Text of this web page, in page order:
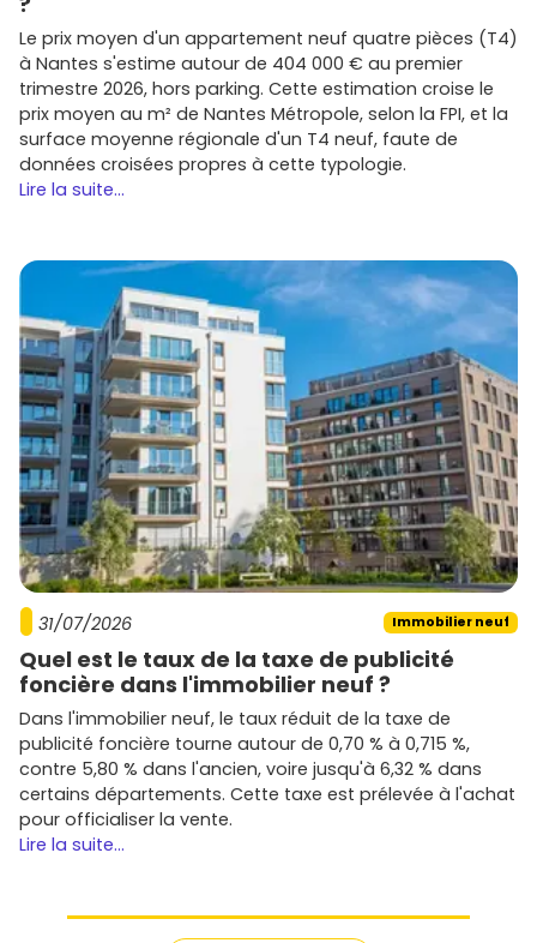
Le prix moyen d'un appartement neuf quatre pièces (T4)
à Nantes s'estime autour de 404 000 € au premier
trimestre 2026, hors parking. Cette estimation croise le
prix moyen au m² de Nantes Métropole, selon la FPI, et la
surface moyenne régionale d'un T4 neuf, faute de
données croisées propres à cette typologie.
Lire la suite...
31/07/2026 Immobilier neuf
Quel est le taux de la taxe de publicité
foncière dans l'immobilier neuf ?
Dans l'immobilier neuf, le taux réduit de la taxe de
publicité foncière tourne autour de 0,70 % à 0,715 %,
contre 5,80 % dans l'ancien, voire jusqu'à 6,32 % dans
certains départements. Cette taxe est prélevée à l'achat
pour officialiser la vente.
Lire la suite...